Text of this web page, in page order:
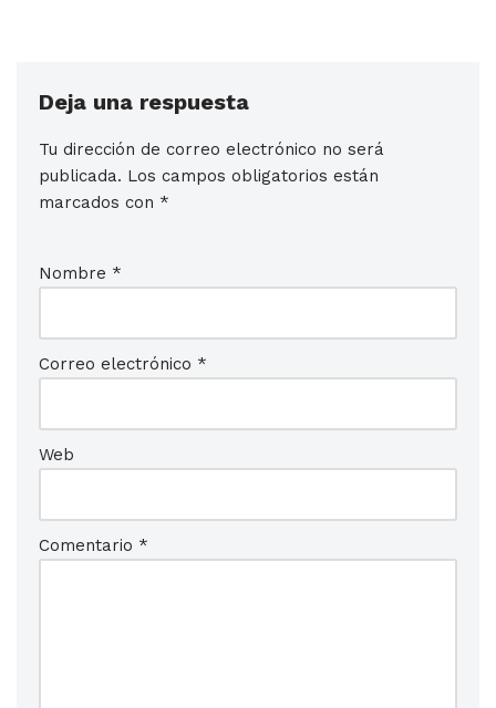
Deja una respuesta
Tu dirección de correo electrónico no será
publicada. Los campos obligatorios están
marcados con *
Nombre *
Correo electrónico *
Web
Comentario *